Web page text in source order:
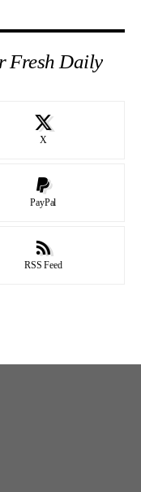
Fresh Daily
X
PayPal
RSS Feed